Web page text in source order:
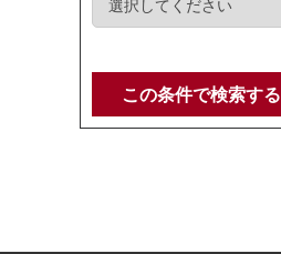
この条件で検索する